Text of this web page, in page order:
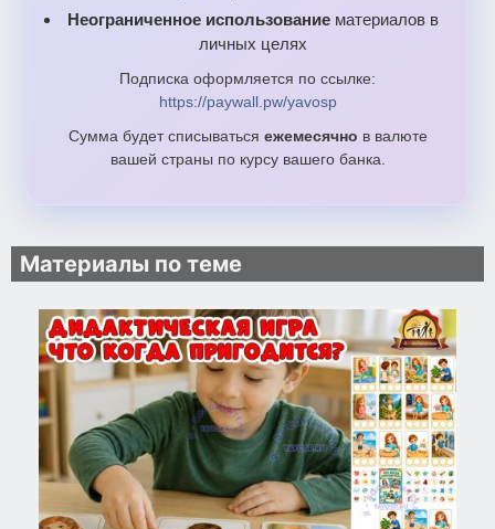
Неограниченное использование материалов в
личных целях
Подписка оформляется по ссылке:
https://paywall.pw/yavosp
Сумма будет списываться ежемесячно в валюте
вашей страны по курсу вашего банка.
Материалы по теме